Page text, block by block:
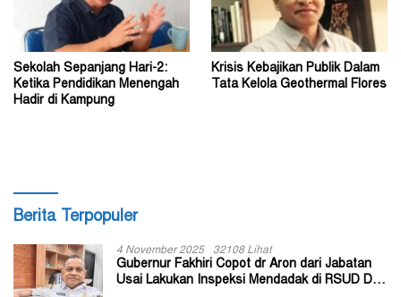
Sekolah Sepanjang Hari-2:
Ketika Pendidikan Menengah
Hadir di Kampung
Krisis Kebajikan Publik Dalam
Tata Kelola Geothermal Flores
Berita Terpopuler
4 November 2025 32108 Lihat
Gubernur Fakhiri Copot dr Aron dari Jabatan
Usai Lakukan Inspeksi Mendadak di RSUD Dok